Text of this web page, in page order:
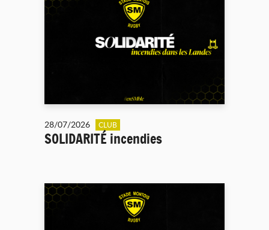
28/07/2026 CLUB
SOLIDARITÉ incendies